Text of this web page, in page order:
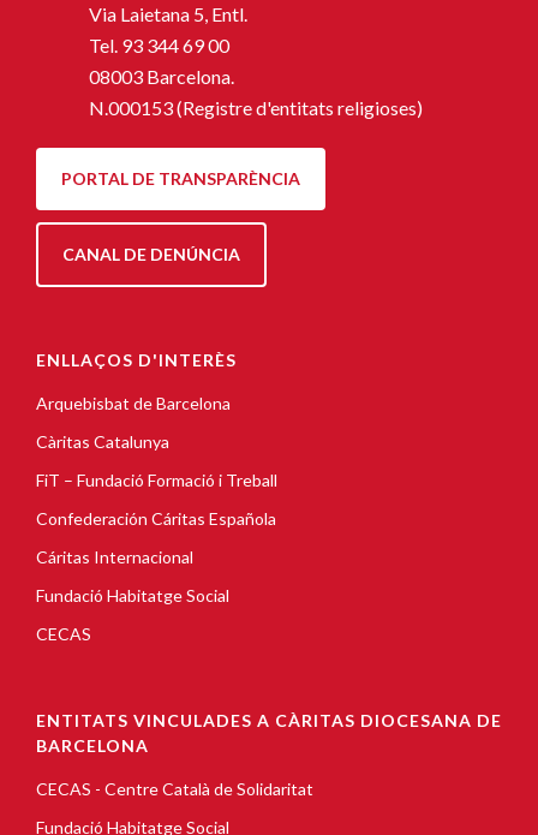
Via Laietana 5, Entl.
Tel. 93 344 69 00
08003 Barcelona.
N.000153 (Registre d'entitats religioses)
PORTAL DE TRANSPARÈNCIA
CANAL DE DENÚNCIA
ENLLAÇOS D'INTERÈS
Arquebisbat de Barcelona
Càritas Catalunya
FiT – Fundació Formació i Treball
Confederación Cáritas Española
Cáritas Internacional
Fundació Habitatge Social
CECAS
ENTITATS VINCULADES A CÀRITAS DIOCESANA DE
BARCELONA
CECAS - Centre Català de Solidaritat
Fundació Habitatge Social